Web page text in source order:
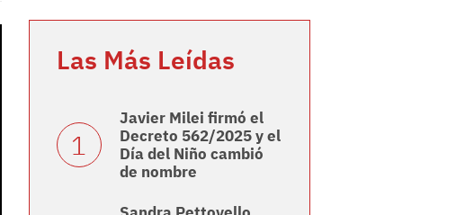
Las Más Leídas
Javier Milei firmó el
Decreto 562/2025 y el
Día del Niño cambió
de nombre